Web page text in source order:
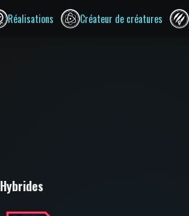
Réalisations Créateur de créatures
Hybrides